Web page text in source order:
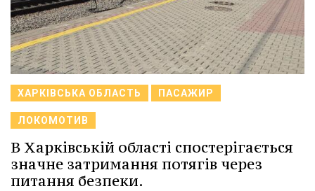
ХАРКІВСЬКА ОБЛАСТЬ ПАСАЖИР
ЛОКОМОТИВ
В Харківській області спостерігається
значне затримання потягів через
питання безпеки.